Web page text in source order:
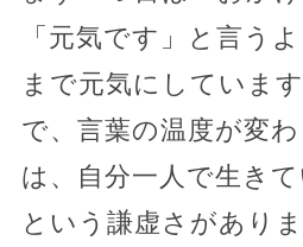
「元気です」と言う
まで元気にしていま
で、言葉の温度が変
は、自分一人で生き
という謙虚さがあり